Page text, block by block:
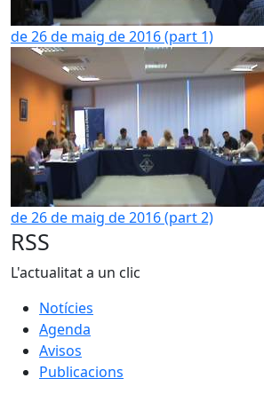
de 26 de maig de 2016 (part 1)
de 26 de maig de 2016 (part 2)
RSS
L'actualitat a un clic
Notícies
Agenda
Avisos
Publicacions